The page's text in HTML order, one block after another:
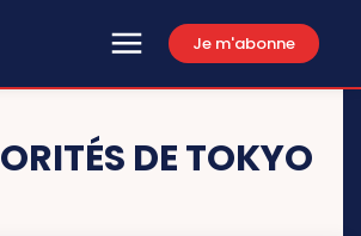
Je m'abonne
DE TOKYO